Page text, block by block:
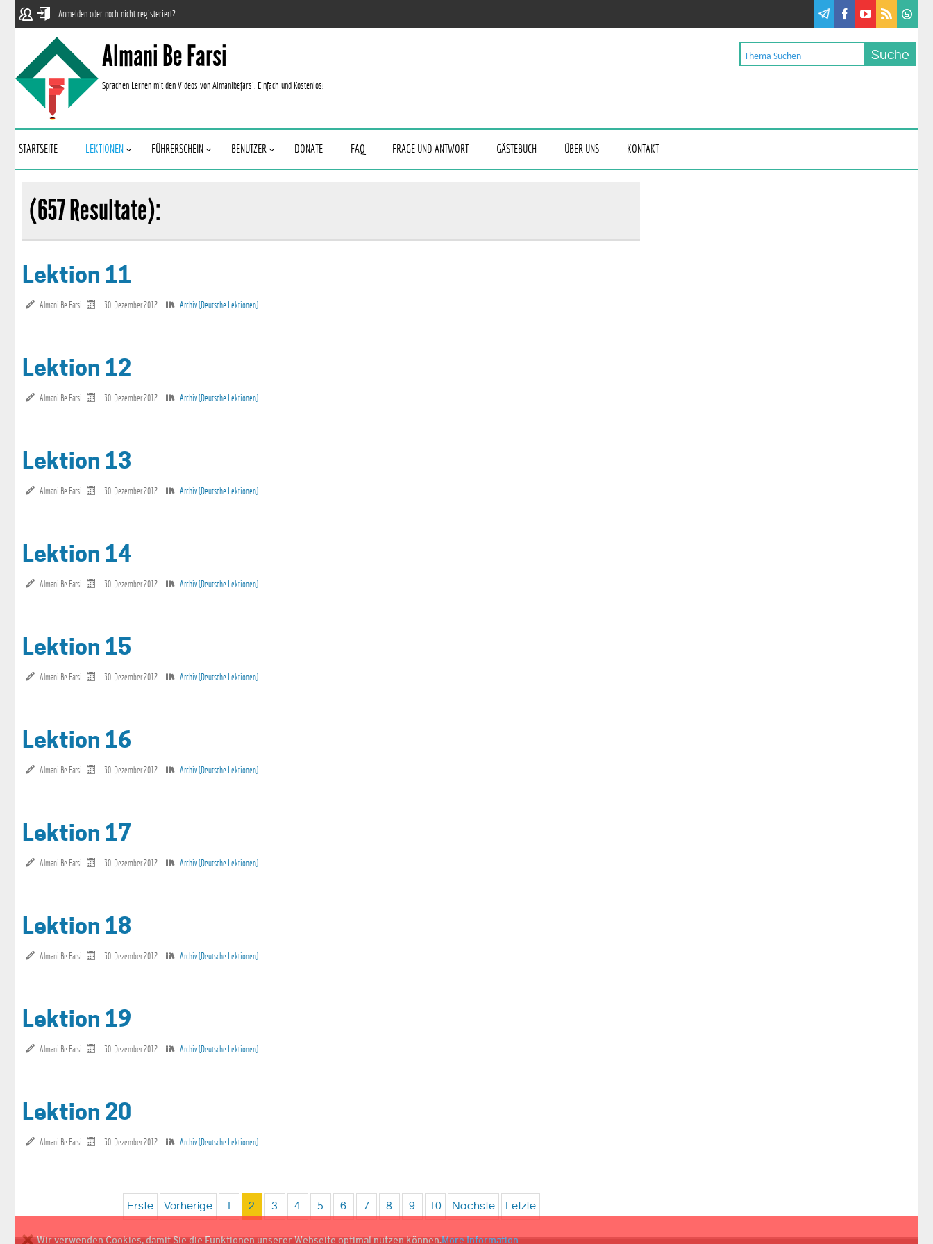
Anmelden oder noch nicht registeriert?
Almani Be Farsi
Sprachen Lernen mit den Videos von Almanibefarsi. Einfach und Kostenlos!
STARTSEITE LEKTIONEN FÜHRERSCHEIN BENUTZER DONATE FAQ FRAGE UND ANTWORT GÄSTEBUCH ÜBER UNS KONTAKT
Wir verwenden Cookies, damit Sie die Funktionen unserer Webseite optimal nutzen können.More Information
(657 Resultate):
Lektion 11
Almani Be Farsi 30. Dezember 2012 Archiv (Deutsche Lektionen)
Lektion 12
Almani Be Farsi 30. Dezember 2012 Archiv (Deutsche Lektionen)
Lektion 13
Almani Be Farsi 30. Dezember 2012 Archiv (Deutsche Lektionen)
Lektion 14
Almani Be Farsi 30. Dezember 2012 Archiv (Deutsche Lektionen)
Lektion 15
Almani Be Farsi 30. Dezember 2012 Archiv (Deutsche Lektionen)
Lektion 16
Almani Be Farsi 30. Dezember 2012 Archiv (Deutsche Lektionen)
Lektion 17
Almani Be Farsi 30. Dezember 2012 Archiv (Deutsche Lektionen)
Lektion 18
Almani Be Farsi 30. Dezember 2012 Archiv (Deutsche Lektionen)
Lektion 19
Almani Be Farsi 30. Dezember 2012 Archiv (Deutsche Lektionen)
Lektion 20
Almani Be Farsi 30. Dezember 2012 Archiv (Deutsche Lektionen)
Erste Vorherige 1 2 3 4 5 6 7 8 9 10 Nächste Letzte